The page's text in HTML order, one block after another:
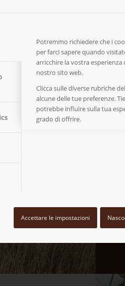
Potremmo richiedere che i
per farci sapere quando
arricchire la vostra
nostro sito web.
Clicca sulle diverse rubriche
alcune delle tue preferenze.
potrebbe influire sulla tua
grado di offrire.
Accettare le impostazioni